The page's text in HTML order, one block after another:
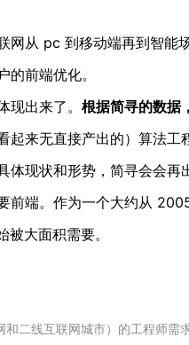
从 pc 到移动端再到智能
前端优化。
出来了。 根据简寻的数据，
起来无直接产出的）算法
现状和形势，简寻会会再
前端。作为一个大约从
大面积需要。
二线互联网城市）的工程师需